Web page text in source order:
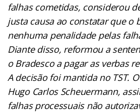
falhas cometidas, considerou
justa causa ao constatar que o
nenhuma penalidade pelas
Diante disso, reformou a
o Bradesco a pagar as verbas
A decisão foi mantida no TST.
Hugo Carlos Scheuermann,
falhas processuais não